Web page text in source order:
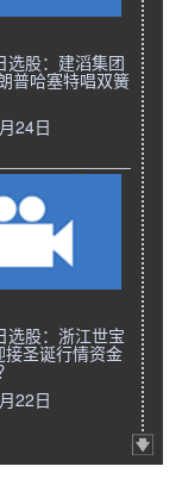
选股：建滔集团
普哈塞特唱双簧
24日
选股：浙江世宝
圣诞行情资金
22日